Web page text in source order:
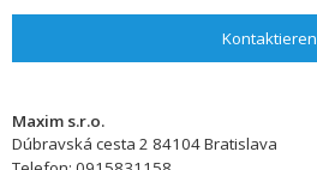
Kontaktieren
Maxim s.r.o.
Dúbravská cesta 2 84104Bratislava